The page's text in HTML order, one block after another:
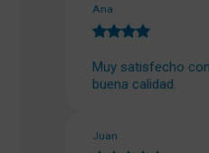
Ana
Muy satisfecho
buena calidad.
Juan